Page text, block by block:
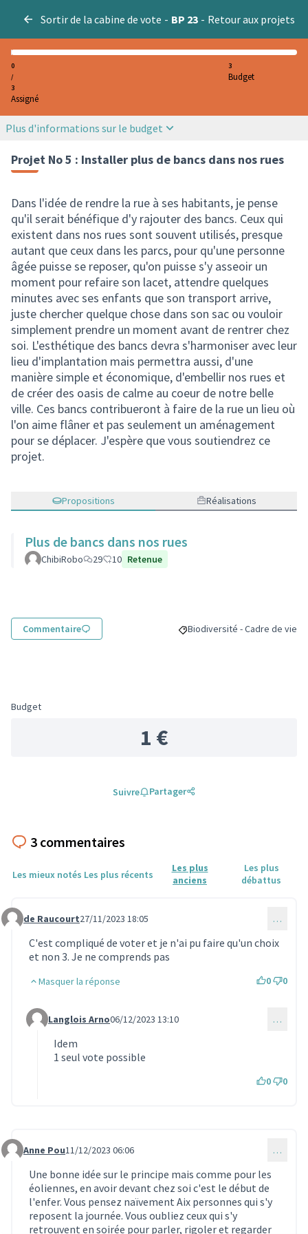
Sortir de la cabine de vote - BP 23 - Retour aux projets
0
/
3
Assigné
3
Budget
Plus d'informations sur le budget
Projet No 5 : Installer plus de bancs dans nos rues
Dans l'idée de rendre la rue à ses habitants, je pense
qu'il serait bénéfique d'y rajouter des bancs. Ceux qui
existent dans nos rues sont souvent utilisés, presque
autant que ceux dans les parcs, pour qu'une personne
âgée puisse se reposer, qu'on puisse s'y asseoir un
moment pour refaire son lacet, attendre quelques
minutes avec ses enfants que son transport arrive,
juste chercher quelque chose dans son sac ou vouloir
simplement prendre un moment avant de rentrer chez
soi. L'esthétique des bancs devra s'harmoniser avec leur
lieu d'implantation mais permettra aussi, d'une
manière simple et économique, d'embellir nos rues et
de créer des oasis de calme au coeur de notre belle
ville. Ces bancs contribueront à faire de la rue un lieu où
l'on aime flâner et pas seulement un aménagement
pour se déplacer. J'espère que vous soutiendrez ce
projet.
Propositions Réalisations
Plus de bancs dans nos rues
ChibiRobo 29 10 Retenue
Commentaire Filtrer les résultats pour le
Biodiversité - Cadre de vie
Budget
1 €
Suivre Partager
3 commentaires
Les mieux notés Les plus récents
Les plus
anciens
Les plus
débattus
Commentaire 1149
de Raucourt27/11/2023 18:05 …
C'est compliqué de voter et je n'ai pu faire qu'un choix
et non 3. Je ne comprends pas
Masquer la réponse 0 0
Commentaire 1157 (réponse au commentaire 1149)
Langlois Arno06/12/2023 13:10 …
Idem
1 seul vote possible
0 0
Commentaire 1159
Anne Pou11/12/2023 06:06 …
Une bonne idée sur le principe mais comme pour les
éoliennes, en avoir devant chez soi c'est le début de
l'enfer. Vous pensez naïvement Aix personnes qui s'y
reposent la journée. Vous oubliez ceux qui s'y
retrouvent en soirée pour parler, rigoler et regarder